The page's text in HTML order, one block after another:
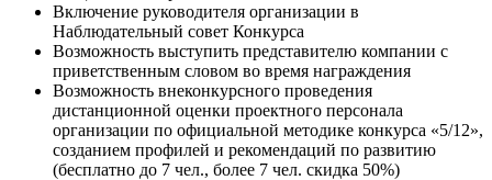
Включение руководителя организации в
Наблюдательный совет Конкурса
Возможность выступить представителю компании с
приветственным словом во время награждения
Возможность внеконкурсного проведения
дистанционной оценки проектного персонала
организации по официальной методике конкурса «5/12»,
созданием профилей и рекомендаций по развитию
(бесплатно до 7 чел., более 7 чел. скидка 50%)